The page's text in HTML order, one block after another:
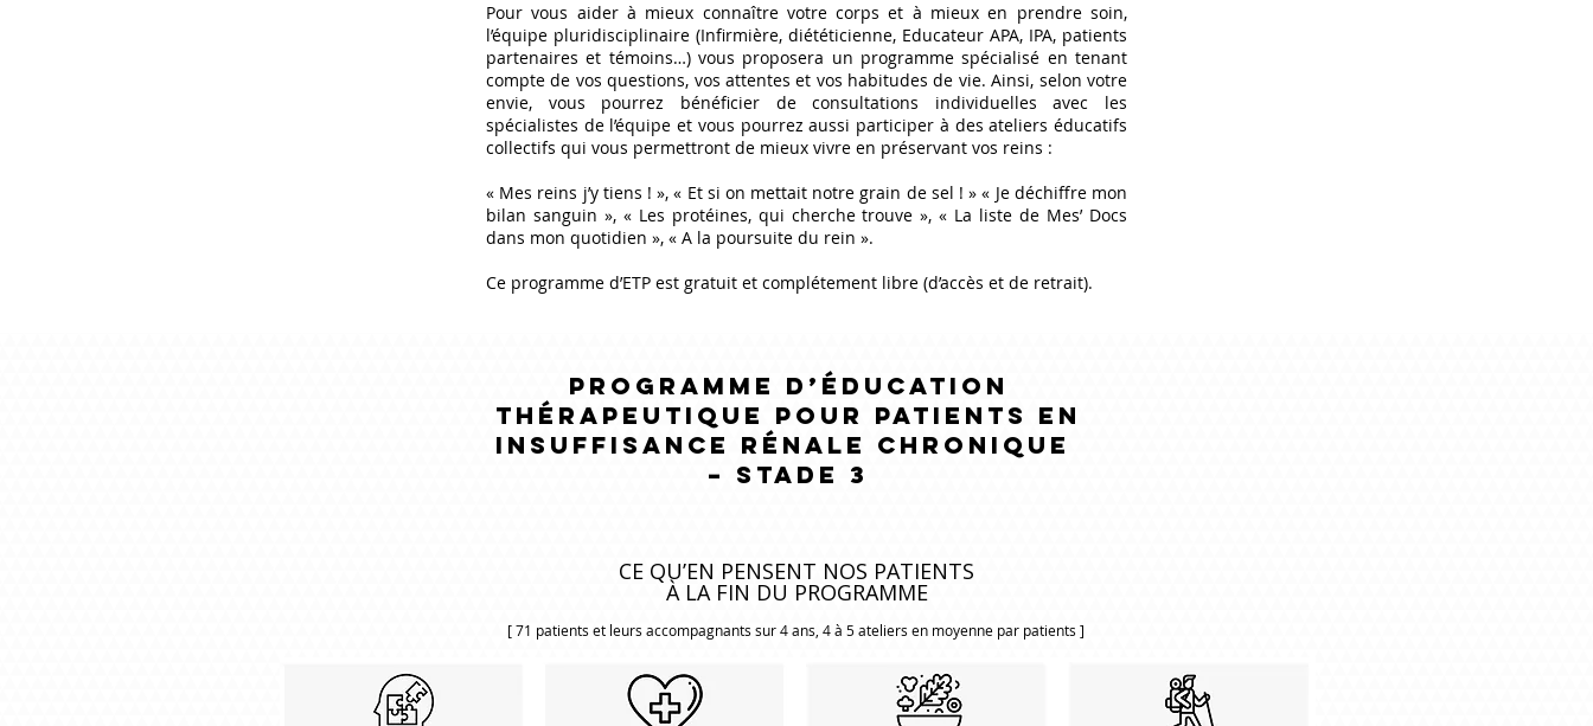
Pour vous aider à mieux connaître votre corps et à mieux en prendre soin,
l’équipe pluridisciplinaire (Infirmière, diététicienne, Educateur APA, IPA, patients
partenaires et témoins…) vous proposera un programme spécialisé en tenant
compte de vos questions, vos attentes et vos habitudes de vie. Ainsi, selon votre
envie, vous pourrez bénéficier de consultations individuelles avec les
spécialistes de l’équipe et vous pourrez aussi participer à des ateliers éducatifs
collectifs qui vous permettront de mieux vivre en préservant vos reins :
« Mes reins j’y tiens ! », « Et si on mettait notre grain de sel ! » « Je déchiffre mon
bilan sanguin », « Les protéines, qui cherche trouve », « La liste de Mes’ Docs
dans mon quotidien », « A la poursuite du rein ».
Ce programme d’ETP est gratuit et complétement libre (d’accès et de retrait).
Programme d’éducation
thérapeutique pour patients en
insuffisance rénale chronique
– Stade 3
CE QU’EN PENSENT NOS PATIENTS
À LA FIN DU PROGRAMME
[ 71 patients et leurs accompagnants sur 4 ans, 4 à 5 ateliers en moyenne par patients ]